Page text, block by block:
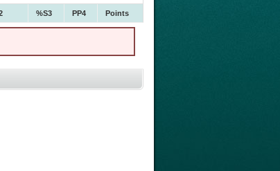
%S3 PP4 Points